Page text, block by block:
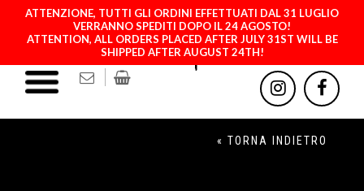
ATTENZIONE, TUTTI GLI ORDINI EFFETTUATI DAL 31 LUGLIO
VERRANNO SPEDITI DOPO IL 24 AGOSTO!
ATTENTION, ALL ORDERS PLACED AFTER JULY 31ST WILL BE
SHIPPED AFTER AUGUST 24TH!
« TORNA INDIETRO